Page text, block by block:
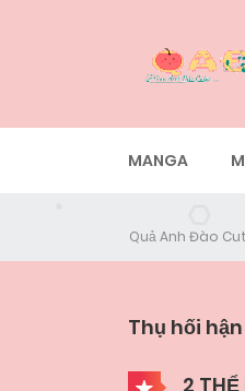
MANGA
Quả Anh Đào
Thụ hối hận
2 THỂ